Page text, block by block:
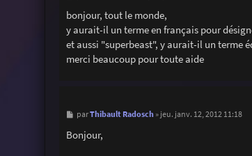
s
s
a
e
bonjour, tout le monde,
y aurait-il un terme en français pour
et aussi "superbeast", y aurait-il un terme
merci beaucoup pour toute aide
M
s
s
parThibault Radosch» jeu. janv. 12, 2012 11:18
Bonjour,